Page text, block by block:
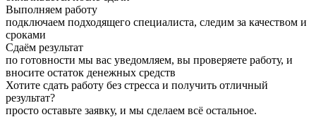
Выполняем работу
подключаем подходящего специалиста, следим за качеством и
сроками
Сдаём результат
по готовности мы вас уведомляем, вы проверяете работу, и
вносите остаток денежных средств
Хотите сдать работу без стресса и получить отличный
результат?
просто оставьте заявку, и мы сделаем всё остальное.